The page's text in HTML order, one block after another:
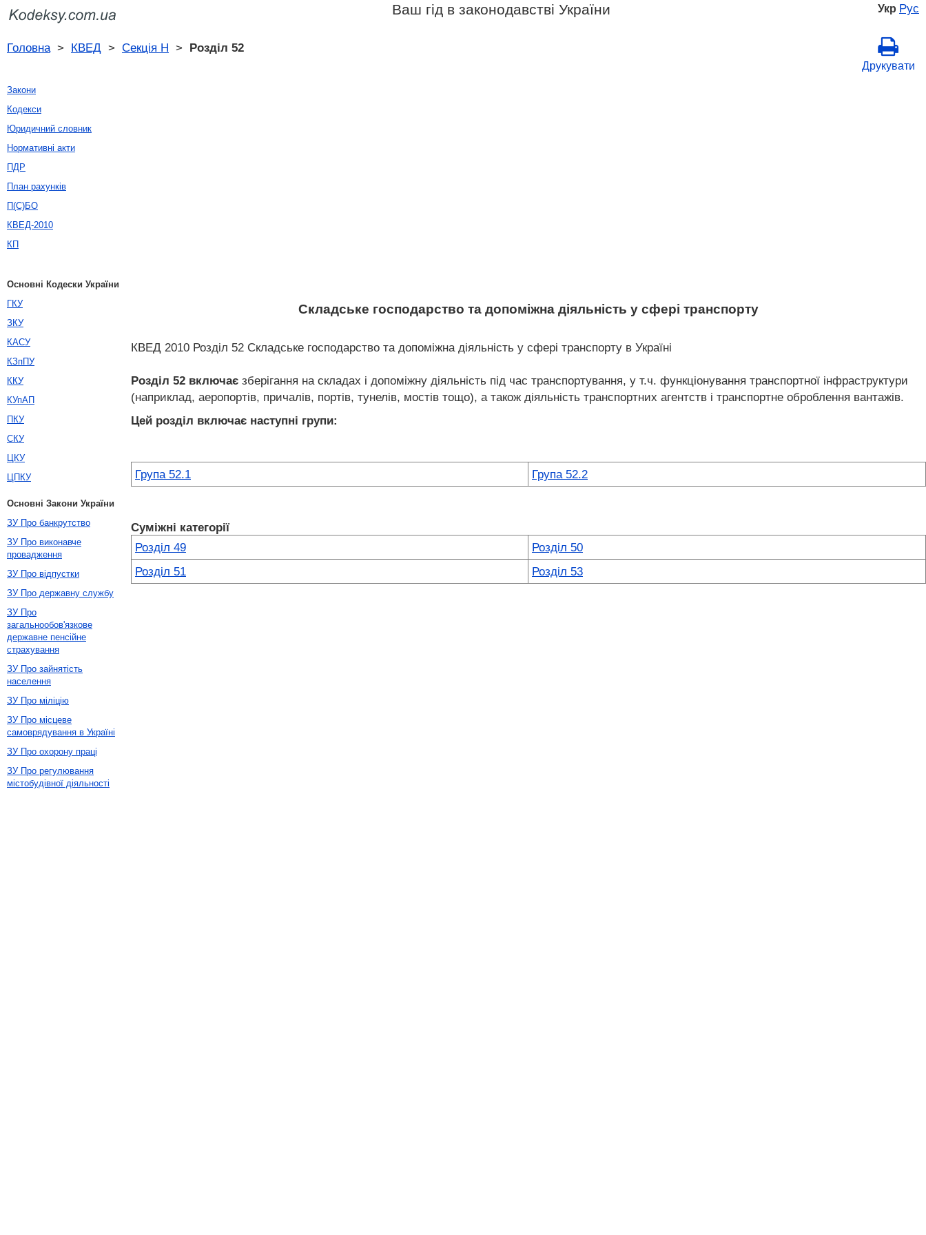
Укр Рус
Ваш гід в законодавстві України
Головна> КВЕД > Секція H > Розділ 52
Друкувати
Складське господарство та допоміжна діяльність у сфері транспорту
КВЕД 2010 Розділ 52 Складське господарство та допоміжна діяльність у сфері транспорту в Україні
Розділ 52 включає зберігання на складах і допоміжну діяльність під час транспортування, у т.ч. функціонування транспортної інфраструктури
(наприклад, аеропортів, причалів, портів, тунелів, мостів тощо), а також діяльність транспортних агентств і транспортне оброблення вантажів.
Цей розділ включає наступні групи:
Група 52.1 Група 52.2
Суміжні категорії
Розділ 49
Розділ 50
Розділ 51
Розділ 53
Закони
Кодекси
Юридичний словник
Нормативні акти
ПДР
План рахунків
П(С)БО
КВЕД-2010
КП
Основні Кодески України
ГКУ
ЗКУ
КАСУ
КЗпПУ
ККУ
КУпАП
ПКУ
СКУ
ЦКУ
ЦПКУ
Основні Закони України
ЗУ Про банкрутство
ЗУ Про виконавче
провадження
ЗУ Про відпустки
ЗУ Про державну службу
ЗУ Про
загальнообов'язкове
державне пенсійне
страхування
ЗУ Про зайнятість
населення
ЗУ Про міліцію
ЗУ Про місцеве
самоврядування в Україні
ЗУ Про охорону праці
ЗУ Про регулювання
містобудівної діяльності